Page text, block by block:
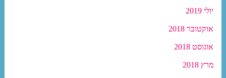
יולי 2019
אוקטובר 2018
אוגוסט 2018
מרץ 2018